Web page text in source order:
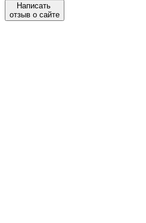
Написать
отзыв о сайте